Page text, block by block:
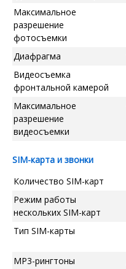
Максимальное
разрешение
фотосъемки
Диафрагма
Видеосъемка
фронтальной камерой
Максимальное
разрешение
видеосъемки
SIM-карта и звонки
Количество SIM-карт
Режим работы
нескольких SIM-карт
Тип SIM-карты
MP3-рингтоны